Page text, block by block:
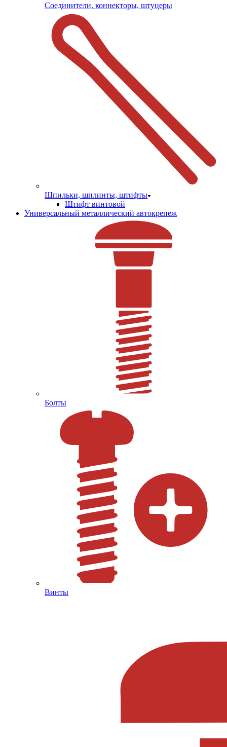
Соединители, коннекторы, штуцеры
Шпильки, шплинты, штифты
Штифт винтовой
Универсальный металлический автокрепеж
Болты
Винты